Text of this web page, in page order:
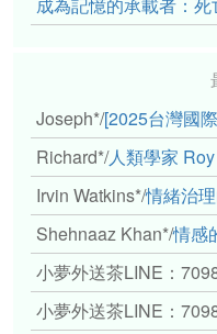
Joseph*/[2025台灣國際民族
Richard*/人類學家 Roy
Irvin Watkins*/情緒治理的
Shehnaaz Khan*/情感
小夢外送茶LINE：
小夢外送茶LINE：